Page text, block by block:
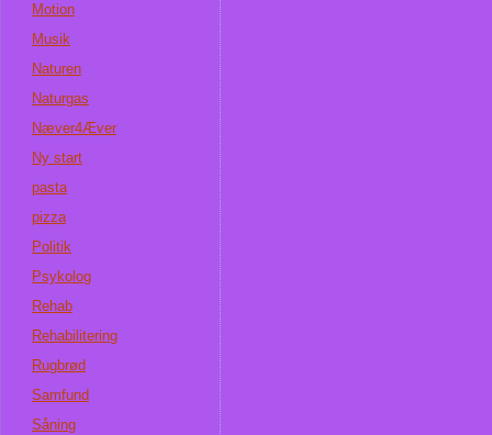
Motion
Musik
Naturen
Naturgas
Næver4Æver
Ny start
pasta
pizza
Politik
Psykolog
Rehab
Rehabilitering
Rugbrød
Samfund
Såning